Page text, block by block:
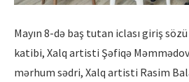
Mayın 8-də baş tutan iclası giriş
katibi, Xalq artisti Şəfiqə
mərhum sədri, Xalq artisti Rasim